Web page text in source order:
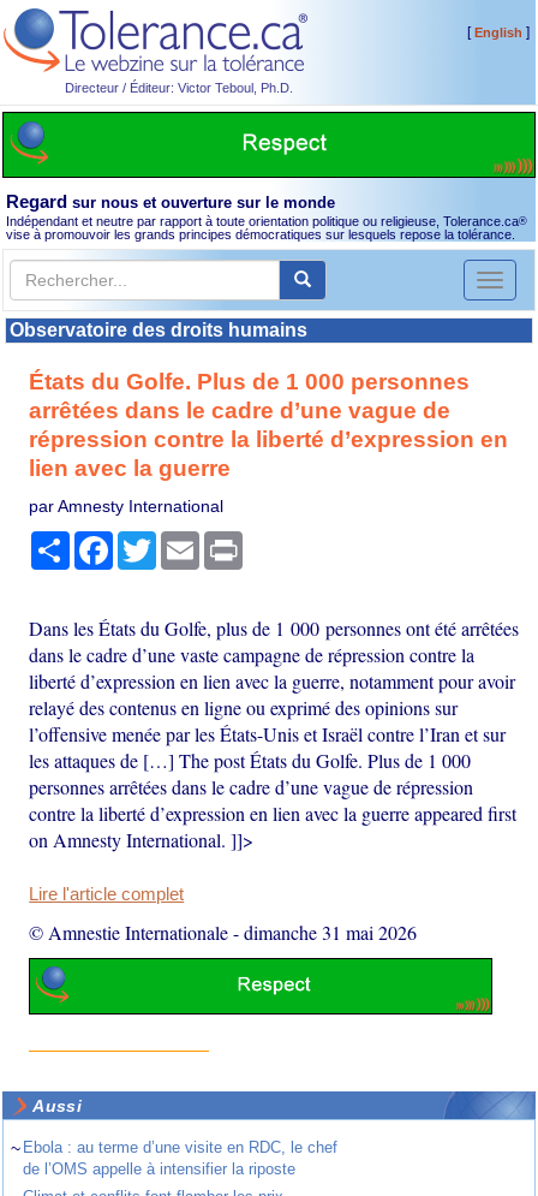
Directeur / Éditeur: Victor Teboul, Ph.D.
[English ]
Regard sur nous et ouverture sur le monde
Indépendant et neutre par rapport à toute orientation politique ou religieuse, Tolerance.ca®
vise à promouvoir les grands principes démocratiques sur lesquels repose la tolérance.
Toggle
Observatoire des droits humains
États du Golfe. Plus de 1 000 personnes
arrêtées dans le cadre d’une vague de
répression contre la liberté d’expression en
lien avec la guerre
par Amnesty International
PartagerFacebook
TwitterEmail
Dans les États du Golfe, plus de 1 000 personnes ont été arrêtées
dans le cadre d’une vaste campagne de répression contre la
liberté d’expression en lien avec la guerre, notamment pour avoir
relayé des contenus en ligne ou exprimé des opinions sur
l’offensive menée par les États-Unis et Israël contre l’Iran et sur
les attaques de […] The post États du Golfe. Plus de 1 000
personnes arrêtées dans le cadre d’une vague de répression
contre la liberté d’expression en lien avec la guerre appeared first
on Amnesty International. ]]>
Lire l'article complet
© Amnestie Internationale-dimanche 31 mai 2026
Aussi
~ Ebola : au terme d’une visite en RDC, le chef
de l’OMS appelle à intensifier la riposte